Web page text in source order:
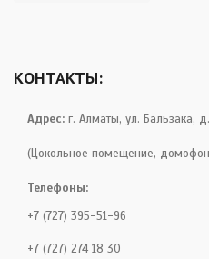
КОНТАКТЫ:
Адрес: г. Алматы, ул. Бальзака,
(Цокольное помещение,
Телефоны:
+7 (727) 395-51-96
+7 (727) 274 18 30